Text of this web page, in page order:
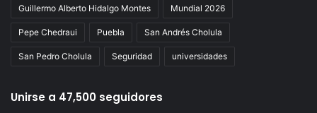
Guillermo Alberto Hidalgo Montes Mundial 2026
Pepe Chedraui Puebla San Andrés Cholula
San Pedro Cholula Seguridad universidades
Unirse a 47,500 seguidores